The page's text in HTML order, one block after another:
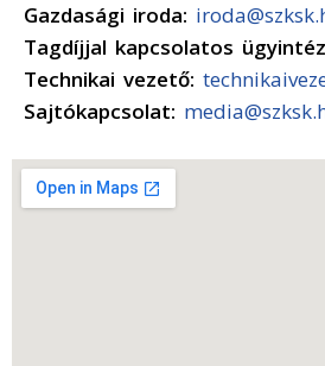
Gazdasági iroda:
Tagdíjjal kapcsolatos
Technikai vezető:
Sajtókapcsolat: